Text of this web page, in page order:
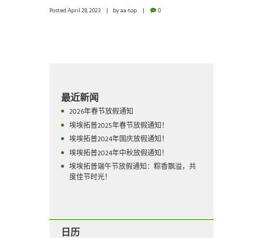
PostedApril 28, 2023 byaa-top 0
最近新闻
2026年春节放假通知
埃埃拓普2025年春节放假通知！
埃埃拓普2024年国庆放假通知！
埃埃拓普2024年中秋放假通知！
埃埃拓普端午节放假通知：粽香飘溢，共
度佳节时光！
日历